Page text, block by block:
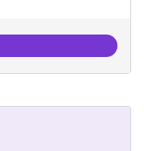
humans